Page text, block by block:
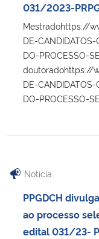
031/2023-
Mestradohttps://
DE-CANDIDATOS-
DO-PROCESSO-
doutoradohttps://
DE-CANDIDATOS-
DO-PROCESSO-
Notícia
PPGDCH
ao processo
edital 031/23-